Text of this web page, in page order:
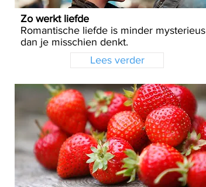
Zo werkt liefde
Romantische liefde is minder mysterieus
dan je misschien denkt.
Lees verder